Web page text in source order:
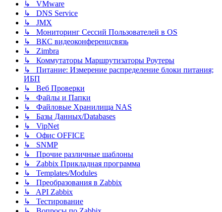
↳ VMware
↳ DNS Service
↳ JMX
↳ Мониторинг Сессий Пользователей в OS
↳ ВКС видеоконференцсвязь
↳ Zimbra
↳ Коммутаторы Маршрутизаторы Роутеры
↳ Питание: Измерение распределение блоки питания;
ИБП
↳ Веб Проверки
↳ Файлы и Папки
↳ Файловые Хранилища NAS
↳ Базы Данных/Databases
↳ VipNet
↳ Офис OFFICE
↳ SNMP
↳ Прочие различные шаблоны
↳ Zabbix Прикладная программа
↳ Templates/Modules
↳ Преобразования в Zabbix
↳ API Zabbix
↳ Тестирование